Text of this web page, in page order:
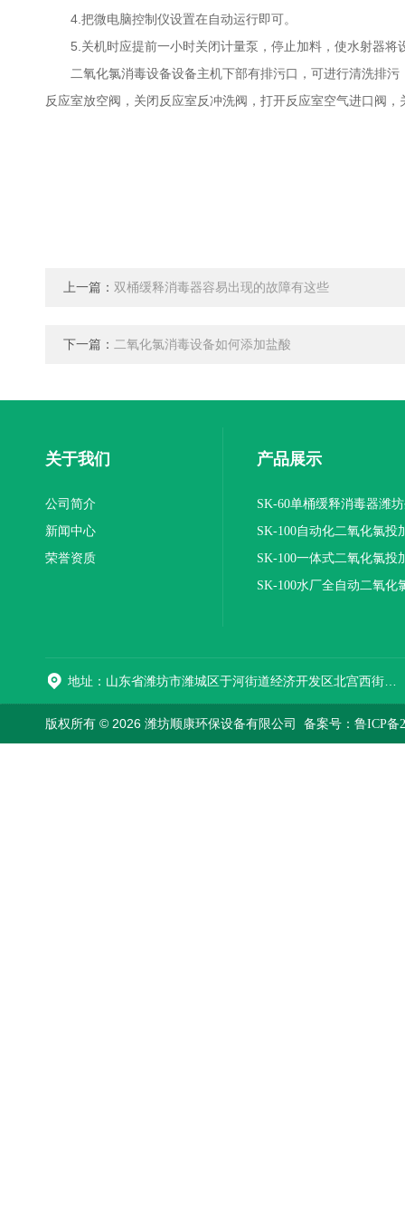
4.把微电脑控制仪设置在自动运行即可。
5.关机时应提前一小时关闭计量泵，停止加料，使水射器将
二氧化氯消毒设备设备主机下部有排污口，可进行清洗排污
反应室放空阀，关闭反应室反冲洗阀，打开反应室空气进口阀，
上一篇： 双桶缓释消毒器容易出现的故障有这些
下一篇： 二氧化氯消毒设备如何添加盐酸
关于我们
公司简介
新闻中心
荣誉资质
产品展示
SK-60单桶缓释消毒器潍
SK-100自动化二氧化氯投
装置
SK-100一体式二氧化氯投
报价
SK-100水厂全自动二氧化
版权所有 © 2026 潍坊顺康环保设备有限公司 备案号：鲁ICP备